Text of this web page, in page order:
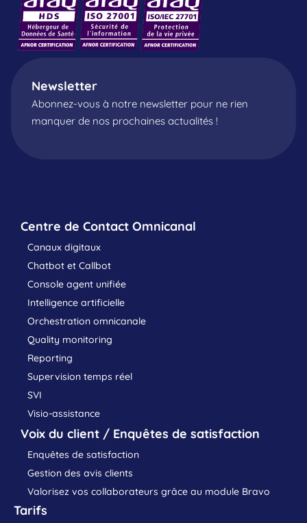
Newsletter
Abonnez-vous à notre newsletter pour ne rien
manquer de nos prochaines actualités !
Centre de Contact Omnicanal
Canaux digitaux
Chatbot et Callbot
Console agent unifiée
Intelligence artificielle
Orchestration omnicanale
Quality monitoring
Reporting
Supervision temps réel
SVI
Visio-assistance
Voix du client / Enquêtes de satisfaction
Enquêtes de satisfaction
Gestion des avis clients
Valorisez vos collaborateurs grâce au module Bravo
Tarifs